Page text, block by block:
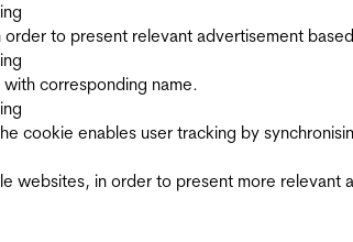
to present relevant advertisement
corresponding name.
cookie enables user tracking by
websites, in order to present more